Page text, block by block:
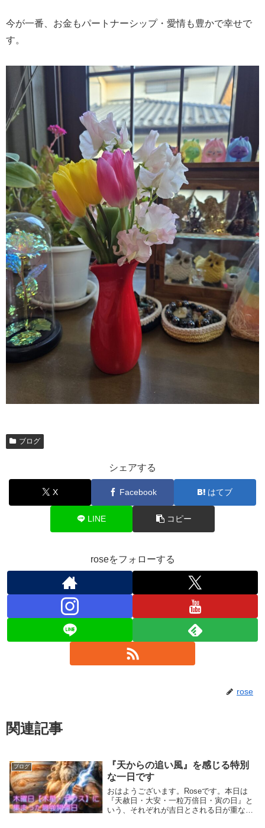
今が一番、お金もパートナーシップ・愛情も豊かで幸せで
す。
ブログ
シェアする
X Facebook はてブ
LINE コピー
roseをフォローする
rose
関連記事
ブログ
『天からの追い風』を感じる特別
な一日です
おはようございます。Roseです。本日は
『天赦日・大安・一粒万倍日・寅の日』と
いう、それぞれが吉日とされる日が重なっ